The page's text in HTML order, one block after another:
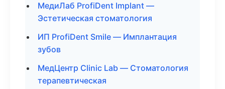
МедиЛаб ProfiDent Implant —
Эстетическая стоматология
ИП ProfiDent Smile — Имплантация
зубов
МедЦентр Clinic Lab — Стоматология
терапевтическая